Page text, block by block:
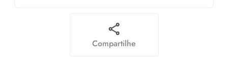
Compartilhe